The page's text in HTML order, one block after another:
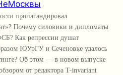
пропагандировал
Почему силовики и дипломаты
Как репрессии душат
ЮУрГУ и Сеченовке удалось
Об этом — в новом выпуске
от редактора T-invariant